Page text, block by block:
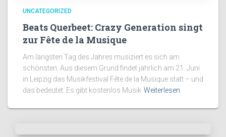
UNCATEGORIZED
Beats Querbeet: Crazy Generation singt
zur Fête de la Musique
Am längsten Tag des Jahres musiziert es sich am
schönsten. Aus diesem Grund findet jährlich am 21. Juni
in Leipzig das Musikfestival Fête de la Musique statt – und
das bedeutet: Es gibt kostenlos Musik Weiterlesen